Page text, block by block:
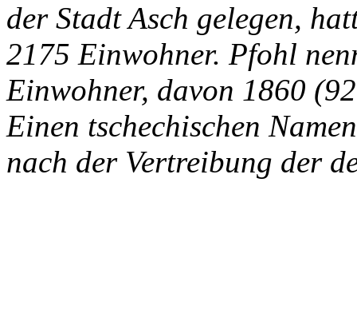
der Stadt Asch gelegen,
2175 Einwohner. Pfohl
Einwohner, davon 1860
Einen tschechischen
nach der Vertreibung der